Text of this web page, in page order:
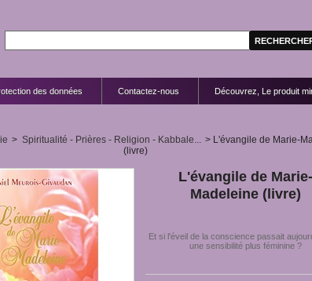
des données Contactez-nous Découvrez, Le produit
> Spiritualité - Prières - Religion - Kabbale... > L'évangile de Marie-
(livre)
L'évangile de Marie-
Madeleine (livre)
Et si l'éveil de la conscience passait
une sensibilité plus féminine ?